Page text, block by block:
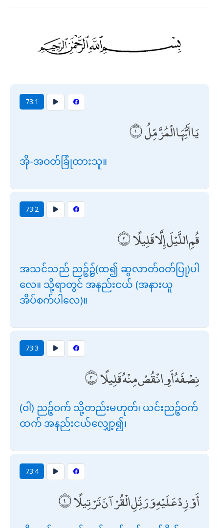
73:1
يَا أَيُّهَا الْمُزَّمِّلُ
အို-အဝတ်ခြုံထားသူ။
73:2
قُمِ اللَّيْلَ إِلَّا قَلِيلًا
အသင်သည် ညဉ့်၌(ထ၍ ဆွလာတ်ဝတ်ပြု)ပါ
လေ။ သို့ရာတွင် အနည်းငယ် (အနားယူ
အိပ်စက်ပါလေ)။
73:3
نِصْفَهُ أَوِ انْقُصْ مِنْهُ قَلِيلًا
(ဝါ) ညဉ့်ဝက် သို့တည်းမဟုတ်၊ ယင်းညဉ့်ဝက်
ထက် အနည်းငယ်လျှော့၍၊
73:4
أَوْ زِدْ عَلَيْهِ وَرَتِّلِ الْقُرْآنَ تَرْتِيلًا